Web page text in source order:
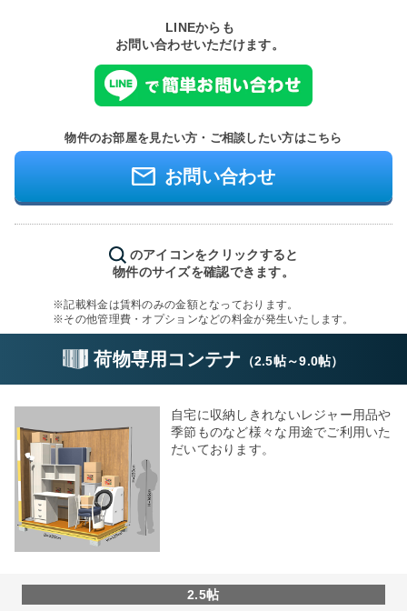
LINEからも
お問い合わせいただけます。
物件のお部屋を見たい方・ご相談したい方はこちら
お問い合わせ
のアイコンをクリックすると
物件のサイズを確認できます。
※記載料金は賃料のみの金額となっております。
※その他管理費・オプションなどの料金が発生いたします。
荷物専用コンテナ （2.5帖～9.0帖）
自宅に収納しきれないレジャー用品や
季節ものなど様々な用途でご利用いた
だいております。
2.5帖